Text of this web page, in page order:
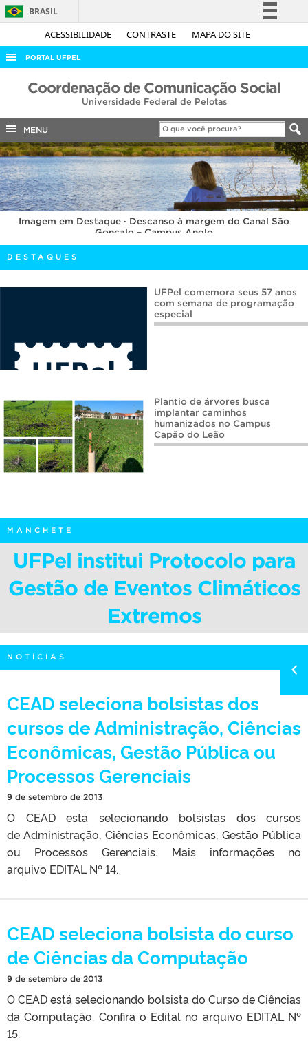
ACESSIBILIDADE CONTRASTE MAPA DO SITE
BRASIL
Simplifique!
Acesso à informação
Legislação
Canais
PORTAL UFPEL
ACESSO À INFORMAÇÃO
COBALTO
CONCURSOS
EDITAIS
INTERNACIONAL
OUVIDORIA
PORTARIAS
Coordenação de Comunicação Social
Universidade Federal de Pelotas
MENU
Imagem em Destaque · Descanso à margem do Canal São
Gonçalo – Campus Anglo
DESTAQUES
UFPel comemora seus 57 anos
com semana de programação
especial
Plantio de árvores busca
implantar caminhos
humanizados no Campus
Capão do Leão
MANCHETE
UFPel institui Protocolo para
Gestão de Eventos Climáticos
Extremos
NOTÍCIAS
CEAD seleciona bolsistas dos
cursos de Administração, Ciências
Econômicas, Gestão Pública ou
Processos Gerenciais
9 de setembro de 2013
O CEAD está selecionando bolsistas dos cursos
de Administração, Ciências Econômicas, Gestão Pública
ou Processos Gerenciais. Mais informações no
arquivo EDITAL Nº 14.
CEAD seleciona bolsista do curso
de Ciências da Computação
9 de setembro de 2013
O CEAD está selecionando bolsista do Curso de Ciências
da Computação. Confira o Edital no arquivo EDITAL Nº
15.